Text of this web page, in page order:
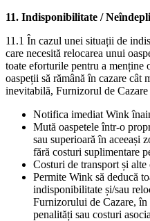
11. Indisponibilitate /
11.1 În cazul unei situații de
care necesită relocarea unui
toate eforturile pentru a menține
oaspeții să rămână în cazare cât
inevitabilă, Furnizorul de Cazare
Notifica imediat Wink
Mută oaspetele într-o
sau superioară în aceeași
fără costuri suplimentare
Costuri de transport și
Permite Wink să deducă
indisponibilitate și/sau
Furnizorului de Cazare,
penalități sau costuri